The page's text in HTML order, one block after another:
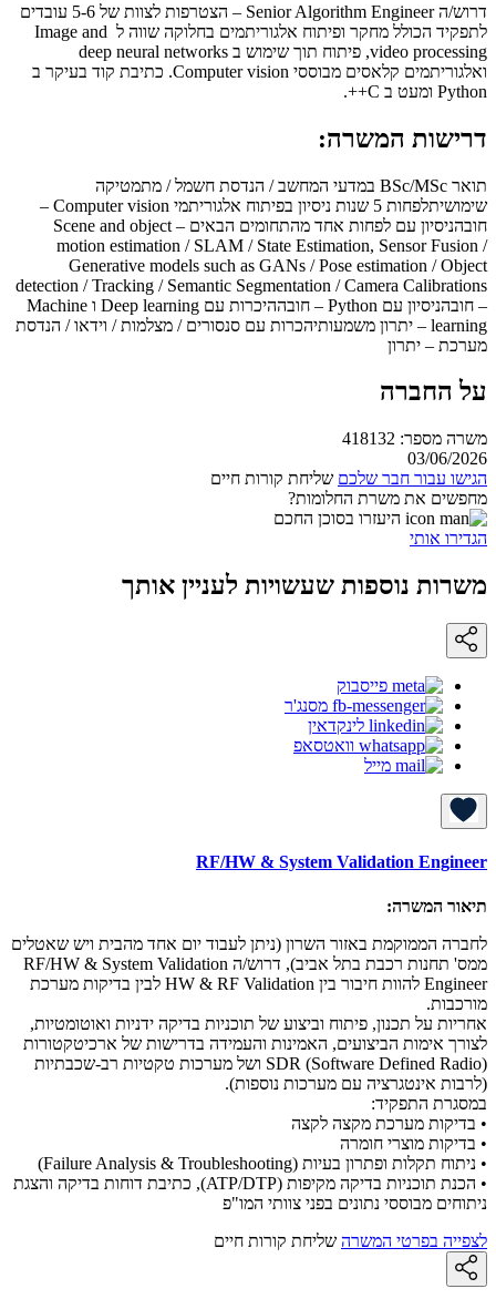
דרוש/ה Senior Algorithm Engineer – הצטרפות לצוות של 5-6 עובדים
לתפקיד הכולל מחקר ופיתוח אלגוריתמים בחלוקה שווה ל Image and
video processing, פיתוח תוך שימוש ב deep neural networks
ואלגוריתמים קלאסים מבוססי Computer vision. כתיבת קוד בעיקר ב
Python ומעט ב C++.
דרישות המשרה:
תואר BSc/MSc במדעי המחשב / הנדסת חשמל / מתמטיקה
שימושיתלפחות 5 שנות ניסיון בפיתוח אלגוריתמי Computer vision –
חובהניסיון עם לפחות אחד מהתחומים הבאים – Scene and object
motion estimation / SLAM / State Estimation, Sensor Fusion /
Generative models such as GANs / Pose estimation / Object
detection / Tracking / Semantic Segmentation / Camera Calibrations
– חובהניסיון עם Python – חובההיכרות עם Deep learning ו Machine
learning – יתרון משמעותיהכרות עם סנסורים / מצלמות / וידאו / הנדסת
מערכת – יתרון
על החברה
משרה מספר: 418132
03/06/2026
הגישו עבור חבר שלכם שליחת קורות חיים
מחפשים את משרת החלומות?
היעזרו בסוכן החכם
הגדירו אותי
משרות נוספות שעשויות לעניין אותך
פייסבוק
מסנג'ר
לינקדאין
וואטסאפ
מייל
RF/HW & System Validation Engineer
תיאור המשרה:
לחברה הממוקמת באזור השרון (ניתן לעבוד יום אחד מהבית ויש שאטלים
ממס' תחנות רכבת בתל אביב), דרוש/ה RF/HW & System Validation
Engineer להוות חיבור בין HW & RF Validation לבין בדיקות מערכת
מורכבות.
אחריות על תכנון, פיתוח וביצוע של תוכניות בדיקה ידניות ואוטומטיות,
לצורך אימות הביצועים, האמינות והעמידה בדרישות של ארכיטקטורות
SDR (Software Defined Radio) ושל מערכות טקטיות רב-שכבתיות
(לרבות אינטגרציה עם מערכות נוספות).
במסגרת התפקיד:
• בדיקות מערכת מקצה לקצה
• בדיקות מוצרי חומרה
• ניתוח תקלות ופתרון בעיות (Failure Analysis & Troubleshooting)
• הכנת תוכניות בדיקה מקיפות (ATP/DTP), כתיבת דוחות בדיקה והצגת
ניתוחים מבוססי נתונים בפני צוותי המו"פ
לצפייה בפרטי המשרה שליחת קורות חיים